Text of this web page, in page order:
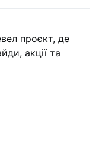
проєкт, де
акції та